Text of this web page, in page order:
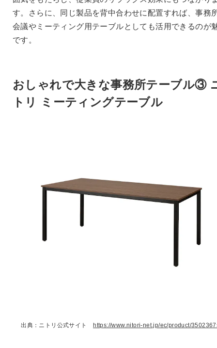
す。さらに、同じ製品を背中合わせに配置すれば、事務
会議やミーティング用テーブルとしても活用できるのが
です。
おしゃれで大きな事務所テーブル③
トリ ミーティングテーブル
出典：ニトリ公式サイト https://www.nitori-net.jp/ec/product/